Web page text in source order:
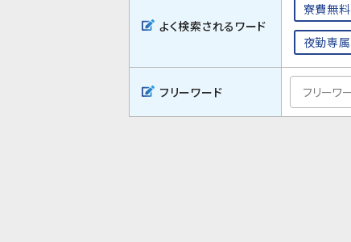
よく検索されるワード
寮費無料
夜勤専属
フリーワード